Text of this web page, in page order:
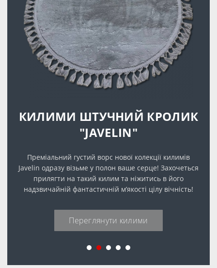
КИЛИМИ ШТУЧНИЙ КРОЛИК
"JAVELIN"
Преміальний густий ворс нової колекції килимів
Javelin одразу візьме у полон ваше серце! Захочеться
прилягти на такий килим та ніжитись в його
надзвичайній фантастичній м’якості цілу вічність!
Переглянути килими